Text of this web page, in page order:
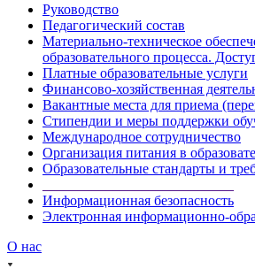
Руководство
Педагогический состав
Материально-техническое
образовательного процесса.
Платные образовательные услуги
Финансово-хозяйственная
Вакантные места для приема
Стипендии и меры поддержки
Международное сотрудничество
Организация питания в
Образовательные стандарты и
Информационная безопасность
Электронная информационно-
О нас